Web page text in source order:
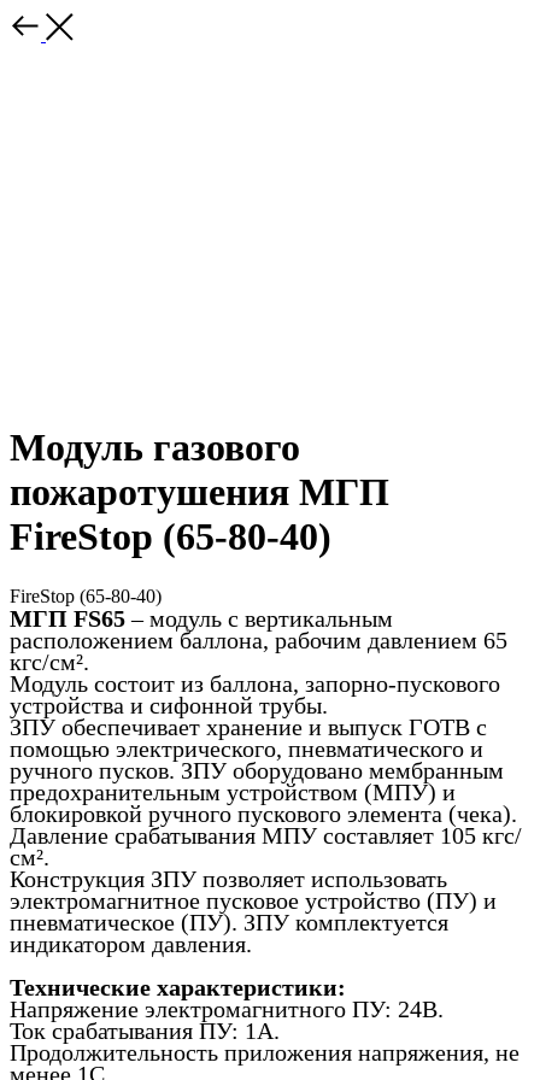
Модуль газового
пожаротушения МГП
FireStop (65-80-40)
FireStop (65-80-40)
МГП FS65– модуль с вертикальным
расположением баллона, рабочим давлением 65
кгс/см².
Модуль состоит из баллона, запорно-пускового
устройства и сифонной трубы.
ЗПУ обеспечивает хранение и выпуск ГОТВ с
помощью электрического, пневматического и
ручного пусков. ЗПУ оборудовано мембранным
предохранительным устройством (МПУ) и
блокировкой ручного пускового элемента (чека).
Давление срабатывания МПУ составляет 105 кгс/
см².
Конструкция ЗПУ позволяет использовать
электромагнитное пусковое устройство (ПУ) и
пневматическое (ПУ). ЗПУ комплектуется
индикатором давления.
Технические характеристики:
Напряжение электромагнитного ПУ: 24В.
Ток срабатывания ПУ: 1А.
Продолжительность приложения напряжения, не
менее 1С.